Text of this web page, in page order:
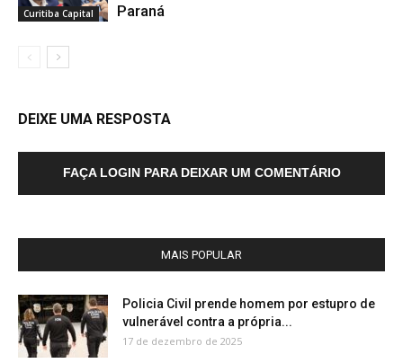
Curitiba Capital
Paraná
DEIXE UMA RESPOSTA
FAÇA LOGIN PARA DEIXAR UM COMENTÁRIO
MAIS POPULAR
Policia Civil prende homem por estupro de
vulnerável contra a própria...
17 de dezembro de 2025